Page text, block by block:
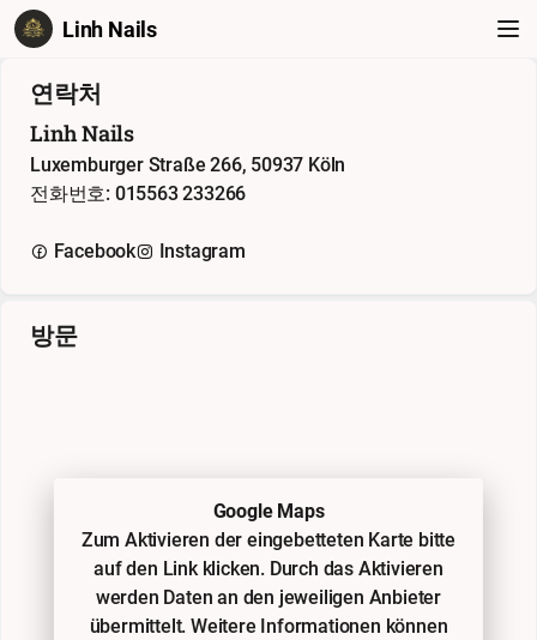
Linh Nails
연락처
Linh Nails
Luxemburger Straße 266, 50937 Köln
전화번호: 015563 233266
Facebook Instagram
방문
Google Maps
Zum Aktivieren der eingebetteten Karte bitte
auf den Link klicken. Durch das Aktivieren
werden Daten an den jeweiligen Anbieter
übermittelt. Weitere Informationen können